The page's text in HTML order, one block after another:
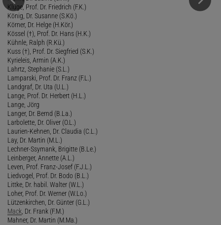
Kluge, Prof. Dr. Friedrich (F.K.)
König, Dr. Susanne (S.Kö.)
Körner, Dr. Helge (H.Kör.)
Kössel (†), Prof. Dr. Hans (H.K.)
Kühnle, Ralph (R.Kü.)
Kuss (†), Prof. Dr. Siegfried (S.K.)
Kyrieleis, Armin (A.K.)
Lahrtz, Stephanie (S.L.)
Lamparski, Prof. Dr. Franz (F.L.)
Landgraf, Dr. Uta (U.L.)
Lange, Prof. Dr. Herbert (H.L.)
Lange, Jörg
Langer, Dr. Bernd (B.La.)
Larbolette, Dr. Oliver (O.L.)
Laurien-Kehnen, Dr. Claudia (C.L.)
Lay, Dr. Martin (M.L.)
Lechner-Ssymank, Brigitte (B.Le.)
Leinberger, Annette (A.L.)
Leven, Prof. Franz-Josef (F.J.L.)
Liedvogel, Prof. Dr. Bodo (B.L.)
Littke, Dr. habil. Walter (W.L.)
Loher, Prof. Dr. Werner (W.Lo.)
Lützenkirchen, Dr. Günter (G.L.)
Mack , Dr. Frank (F.M.)
Mahner, Dr. Martin (M.Ma.)